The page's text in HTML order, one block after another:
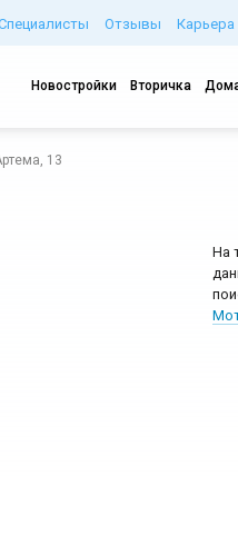
Отзывы Карьера
Новостройки Вторичка
13
На